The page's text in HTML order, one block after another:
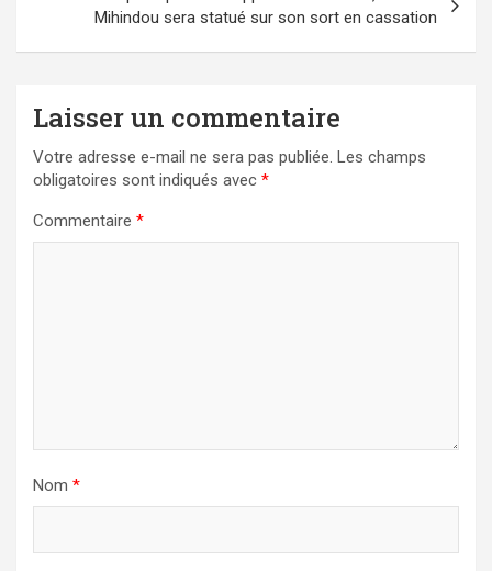
Mihindou sera statué sur son sort en cassation
Laisser un commentaire
Votre adresse e-mail ne sera pas publiée. Les champs
obligatoires sont indiqués avec *
Commentaire *
Nom *